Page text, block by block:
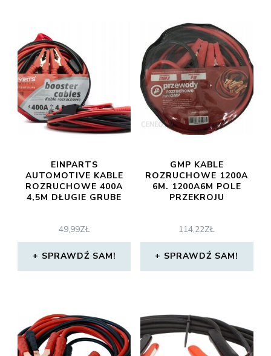
EINPARTS
AUTOMOTIVE KABLE
ROZRUCHOWE 400A
4,5M DŁUGIE GRUBE
49,99ZŁ
SPRAWDŹ SAM!
GMP KABLE
ROZRUCHOWE 1200A
6M. 1200A6M POLE
PRZEKROJU
114,22ZŁ
SPRAWDŹ SAM!